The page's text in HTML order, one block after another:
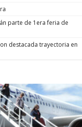
parte de 1era feria de
destacada trayectoria en